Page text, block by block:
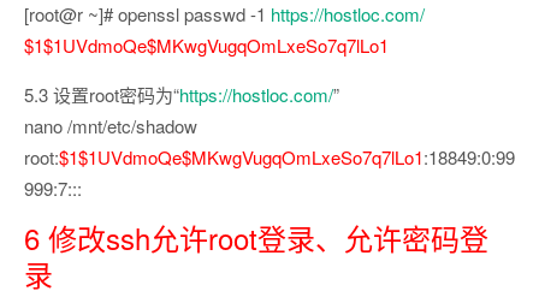
[root@r ~]# openssl passwd -1 https://hostloc.com/
$1$1UVdmoQe$MKwgVugqOmLxeSo7q7lLo1
5.3 设置root密码为“https://hostloc.com/”
nano /mnt/etc/shadow
root:$1$1UVdmoQe$MKwgVugqOmLxeSo7q7lLo1:18849:0:99
999:7:::
6 修改ssh允许root登录、允许密码登
录